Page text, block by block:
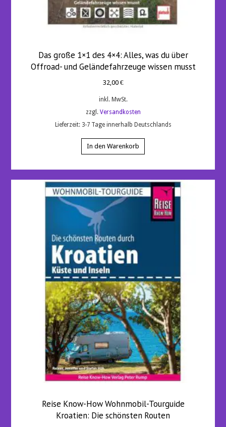
Das große 1×1 des 4×4: Alles, was du über
Offroad- und Geländefahrzeuge wissen musst
32,00 €
inkl. MwSt.
zzgl. Versandkosten
Lieferzeit: 3-7 Tage innerhalb Deutschlands
In den Warenkorb
Reise Know-How Wohnmobil-Tourguide
Kroatien: Die schönsten Routen